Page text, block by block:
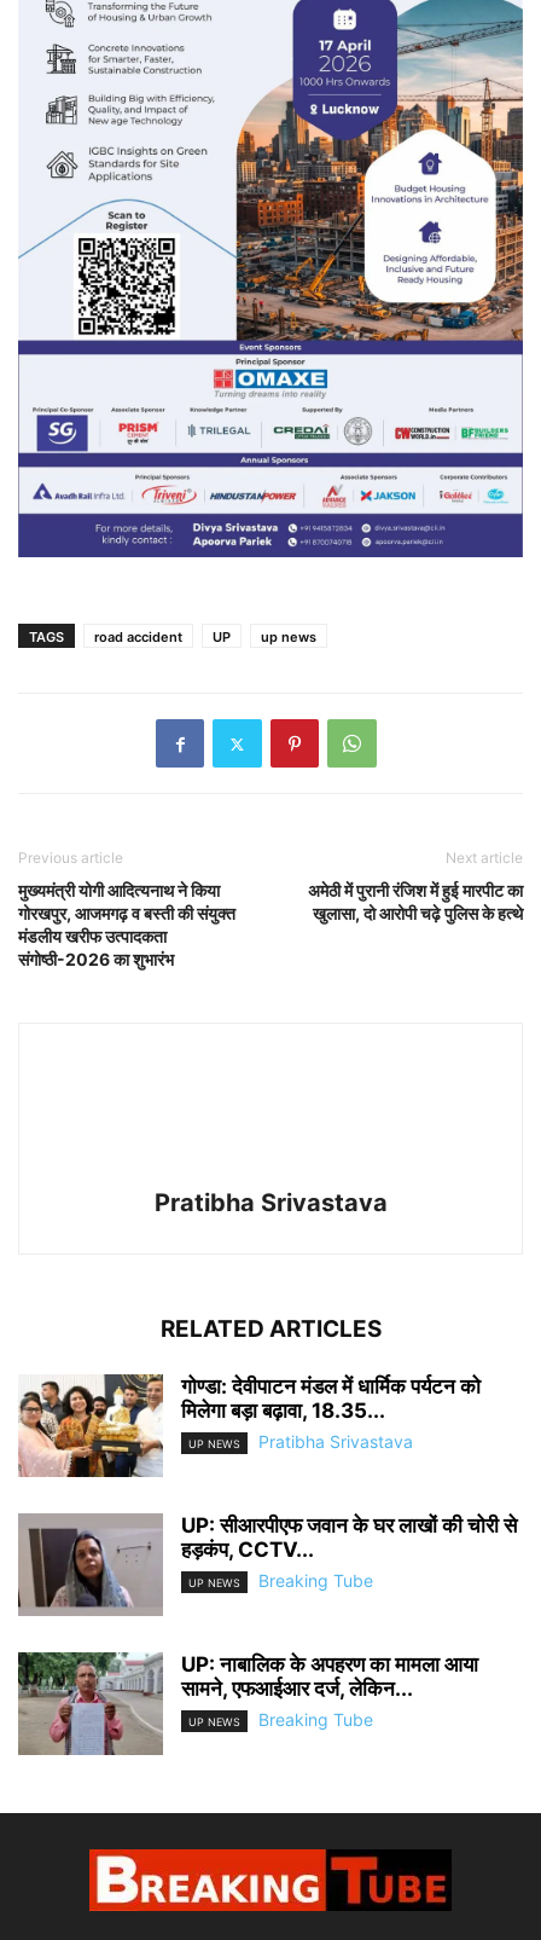
TAGS road accident UP up news
Previous article
मुख्यमंत्री योगी आदित्यनाथ ने किया
गोरखपुर, आजमगढ़ व बस्ती की संयुक्त
मंडलीय खरीफ उत्पादकता
संगोष्ठी-2026 का शुभारंभ
Next article
अमेठी में पुरानी रंजिश में हुई मारपीट का
खुलासा, दो आरोपी चढ़े पुलिस के हत्थे
Pratibha Srivastava
RELATED ARTICLES
गोण्डा: देवीपाटन मंडल में धार्मिक पर्यटन को
मिलेगा बड़ा बढ़ावा, 18.35...
UP NEWS Pratibha Srivastava
UP: सीआरपीएफ जवान के घर लाखों की चोरी से
हड़कंप, CCTV...
UP NEWS Breaking Tube
UP: नाबालिक के अपहरण का मामला आया
सामने, एफआईआर दर्ज, लेकिन...
UP NEWS Breaking Tube